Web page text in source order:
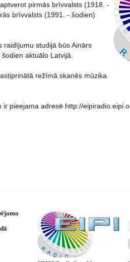
pirmās brīvvalsts (1918. -
brīvvalsts (1991. - šodien)
raidījumu studijā būs Ainārs
aktuālo Latvijā.
režīmā skanēs mūzika
pieejama adresē http://